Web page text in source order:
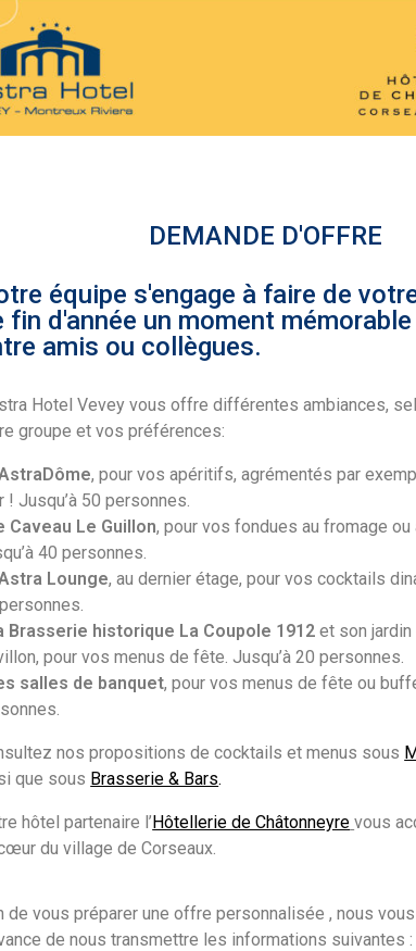
DEMANDE D'OFFRE
équipe s'engage à faire de
fin d'année un moment
amis ou collègues.
Hotel Vevey vous offre différentes ambiances,
groupe et vos préférences:
, pour vos apéritifs, agrémentés par
! Jusqu’à 50 personnes.
Caveau Le Guillon, pour vos fondues au fromage ou
40 personnes.
Lounge, au dernier étage, pour vos cocktails
Brasserie historique La Coupole 1912 et son jardin
pour vos menus de fête. Jusqu’à 20 personnes.
salles de banquet, pour vos menus de fête ou
nos propositions de cocktails et menus sous
que sous Brasserie & Bars.
hôtel partenaire l’Hôtellerie de Châtonneyre vous
du village de Corseaux.
de vous préparer une offre personnalisée , nous
de nous transmettre les informations suivantes :